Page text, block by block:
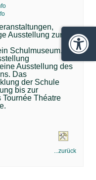
Ausstellung zur
Schulmuseum, die
Ausstellung des
Das
der Schule
bis zur
Théatre
...zurück